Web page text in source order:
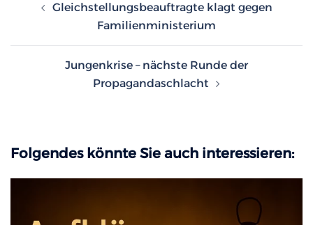
Gleichstellungsbeauftragte klagt gegen
Familienministerium
Jungenkrise – nächste Runde der
Propagandaschlacht
Folgendes könnte Sie auch interessieren: